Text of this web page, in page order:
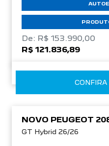
De: R$ 153.990,00
R$ 121.836,89
NOVO PEUGEOT
GT Hybrid 26/26